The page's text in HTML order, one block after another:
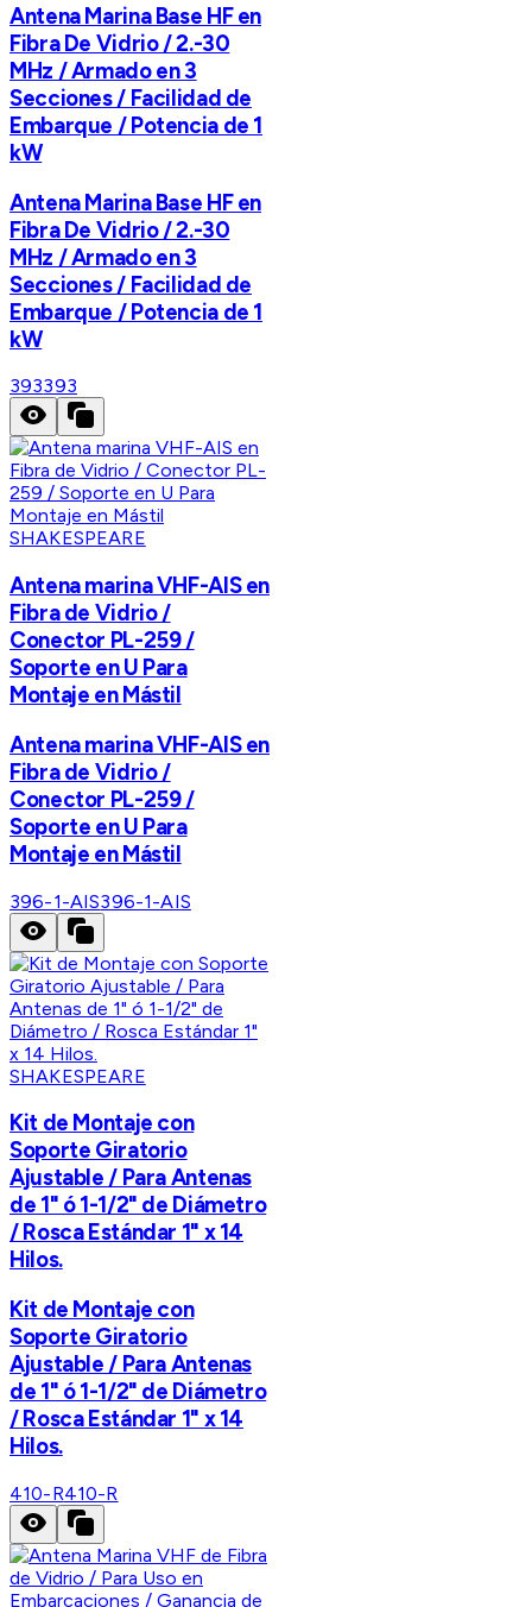
Antena Marina Base HF en
Fibra De Vidrio / 2.-30
MHz / Armado en 3
Secciones / Facilidad de
Embarque / Potencia de 1
kW
Antena Marina Base HF en
Fibra De Vidrio / 2.-30
MHz / Armado en 3
Secciones / Facilidad de
Embarque / Potencia de 1
kW
393393
SHAKESPEARE
Antena marina VHF-AIS en
Fibra de Vidrio /
Conector PL-259 /
Soporte en U Para
Montaje en Mástil
Antena marina VHF-AIS en
Fibra de Vidrio /
Conector PL-259 /
Soporte en U Para
Montaje en Mástil
396-1-AIS396-1-AIS
SHAKESPEARE
Kit de Montaje con
Soporte Giratorio
Ajustable / Para Antenas
de 1" ó 1-1/2" de Diámetro
/ Rosca Estándar 1" x 14
Hilos.
Kit de Montaje con
Soporte Giratorio
Ajustable / Para Antenas
de 1" ó 1-1/2" de Diámetro
/ Rosca Estándar 1" x 14
Hilos.
410-R410-R